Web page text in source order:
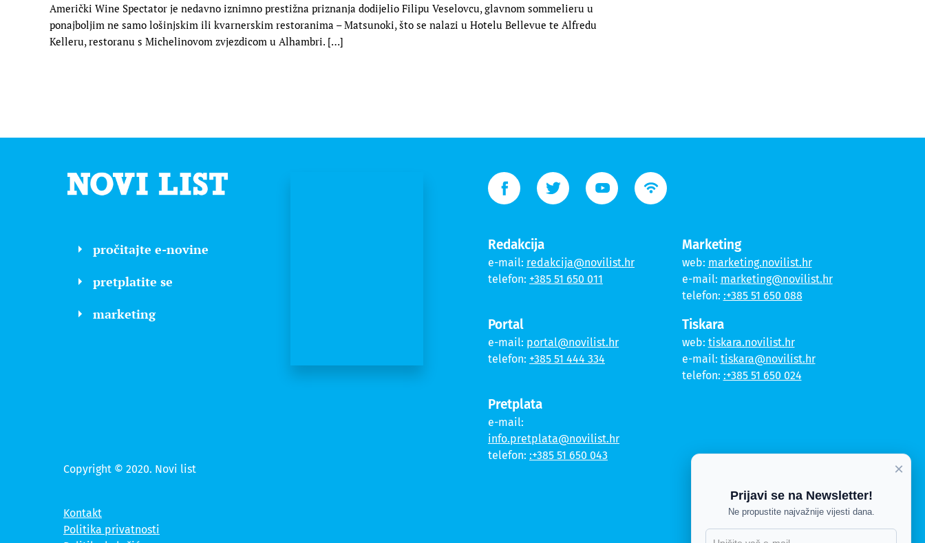
Američki Wine Spectator je nedavno iznimno prestižna priznanja dodijelio Filipu Veselovcu, glavnom sommelieru u
ponajboljim ne samo lošinjskim ili kvarnerskim restoranima – Matsunoki, što se nalazi u Hotelu Bellevue te Alfredu
Kelleru, restoranu s Michelinovom zvjezdicom u Alhambri. […]
pročitajte e-novine
pretplatite se
marketing
Redakcija
e-mail: redakcija@novilist.hr
telefon: +385 51 650 011
Portal
e-mail: portal@novilist.hr
telefon: +385 51 444 334
Pretplata
e-mail:
info.pretplata@novilist.hr
telefon: :+385 51 650 043
Marketing
web: marketing.novilist.hr
e-mail: marketing@novilist.hr
telefon: :+385 51 650 088
Tiskara
web: tiskara.novilist.hr
e-mail: tiskara@novilist.hr
telefon: :+385 51 650 024
Copyright © 2020. Novi list
Kontakt
Politika privatnosti
×
Prijavi se na Newsletter!
Ne propustite najvažnije vijesti dana.